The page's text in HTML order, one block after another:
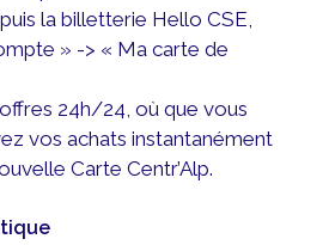
la billetterie Hello CSE,
» -> « Ma carte de
24h/24, où que vous
vos achats instantanément
Carte Centr’Alp.